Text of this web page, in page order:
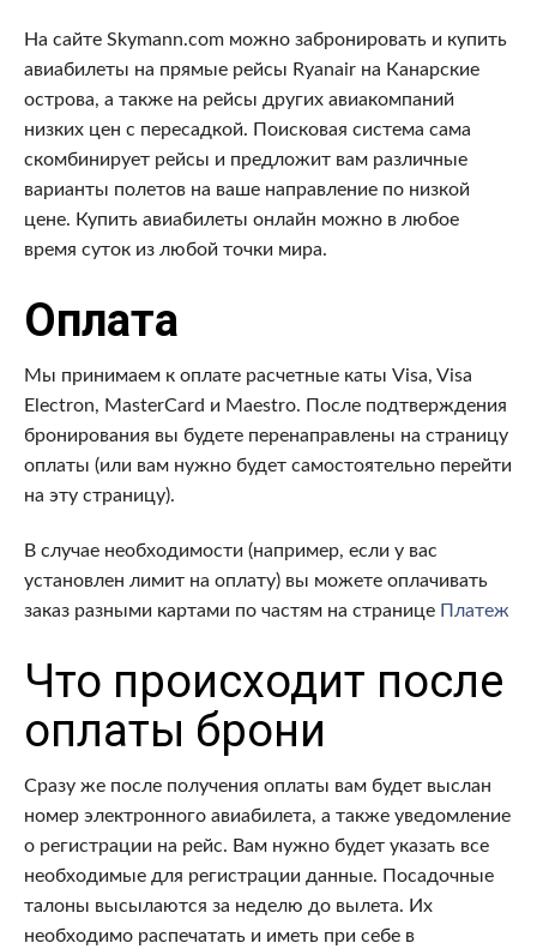
На сайте Skymann.com можно забронировать и купить
авиабилеты на прямые рейсы Ryanair на Канарские
острова, а также на рейсы других авиакомпаний
низких цен с пересадкой. Поисковая система сама
скомбинирует рейсы и предложит вам различные
варианты полетов на ваше направление по низкой
цене. Купить авиабилеты онлайн можно в любое
время суток из любой точки мира.
Оплата
Мы принимаем к оплате расчетные каты Visa, Visa
Electron, MasterCard и Maestro. После подтверждения
бронирования вы будете перенаправлены на страницу
оплаты (или вам нужно будет самостоятельно перейти
на эту страницу).
В случае необходимости (например, если у вас
установлен лимит на оплату) вы можете оплачивать
заказ разными картами по частям на странице Платеж
Что происходит после
оплаты брони
Сразу же после получения оплаты вам будет выслан
номер электронного авиабилета, а также уведомление
о регистрации на рейс. Вам нужно будет указать все
необходимые для регистрации данные. Посадочные
талоны высылаются за неделю до вылета. Их
необходимо распечатать и иметь при себе в